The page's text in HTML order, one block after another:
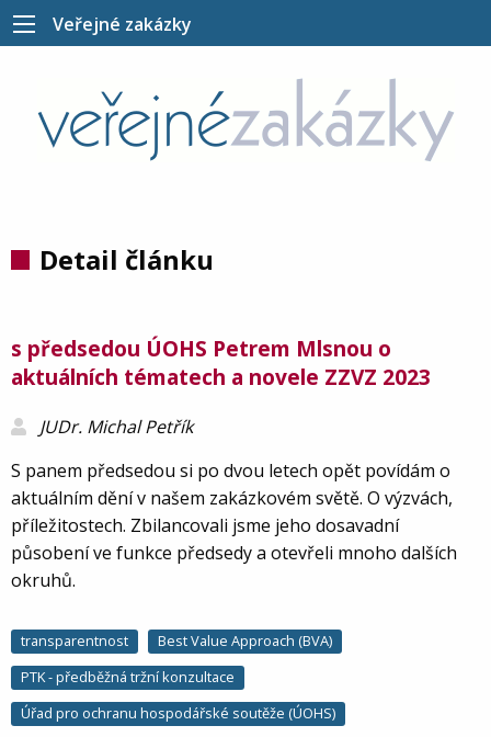
Veřejné zakázky
Detail článku
s předsedou ÚOHS Petrem Mlsnou o
aktuálních tématech a novele ZZVZ 2023
JUDr. Michal Petřík
S panem předsedou si po dvou letech opět povídám o
aktuálním dění v našem zakázkovém světě. O výzvách,
příležitostech. Zbilancovali jsme jeho dosavadní
působení ve funkce předsedy a otevřeli mnoho dalších
okruhů.
transparentnost
Best Value Approach (BVA)
PTK - předběžná tržní konzultace
Úřad pro ochranu hospodářské soutěže (ÚOHS)